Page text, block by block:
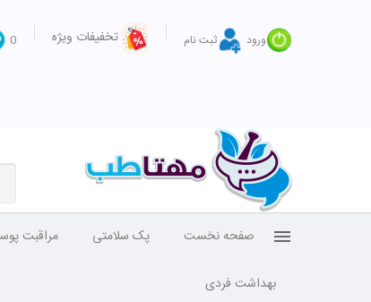
ورود ثبت نام تخفیفات ویژه 0
صفحه نخست پک سلامتی مراقبت
بهداشت فردی